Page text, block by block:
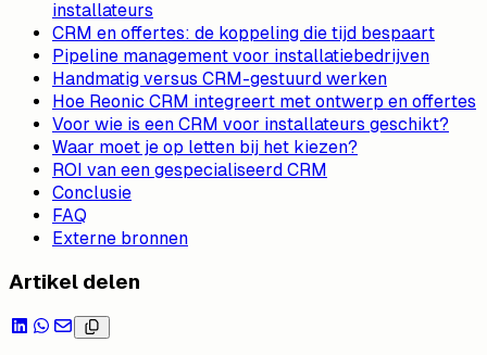
installateurs
CRM en offertes: de koppeling die tijd bespaart
Pipeline management voor installatiebedrijven
Handmatig versus CRM-gestuurd werken
Hoe Reonic CRM integreert met ontwerp en offertes
Voor wie is een CRM voor installateurs geschikt?
Waar moet je op letten bij het kiezen?
ROI van een gespecialiseerd CRM
Conclusie
FAQ
Externe bronnen
Artikel delen